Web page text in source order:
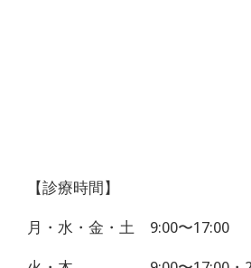
【診療時間】
月・水・金・土 9:00〜17:00